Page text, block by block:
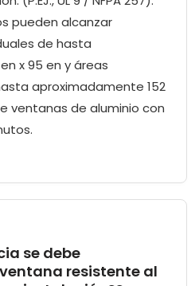
pueden alcanzar
de hasta
x 95 en y áreas
aproximadamente 152
ventanas de aluminio con
se debe
resistente al